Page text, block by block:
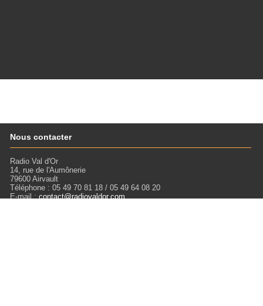
Nous contacter
Radio Val d'Or
14, rue de l'Aumônerie
79600 Airvault
Téléphone : 05 49 70 81 18 / 05 49 64 08 20
E-mail :contact@radiovaldor.com